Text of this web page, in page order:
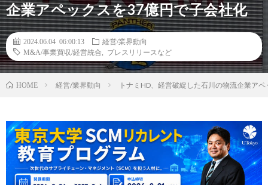
企業アペックスを37億円で子会社化
2024.06.04 06:00:13
経営/業界動向
M&A/事業買収/経営統合
プレスリリースなど
HOME 経営/業界動向 トナミHD、経営破綻した石川の物流企業ア